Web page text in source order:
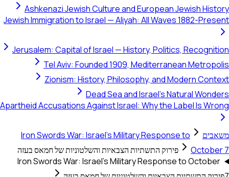
Ashkenazi Jewish Culture and European Jewish
Jewish Immigration to Israel — Aliyah: All Waves 1882-
Jerusalem: Capital of Israel — History, Politics,
Tel Aviv: Founded 1909, Mediterranean
Zionism: History, Philosophy, and Modern
Dead Sea and Israel's Natural
Apartheid Accusations Against Israel: Why the Label Is
Iron Swords War: Israel's Military Response to
פירוק התשתיות הצבאיות והשלטוניות של חמאס בעזה
Iron Swords War: Israel's Military Response to